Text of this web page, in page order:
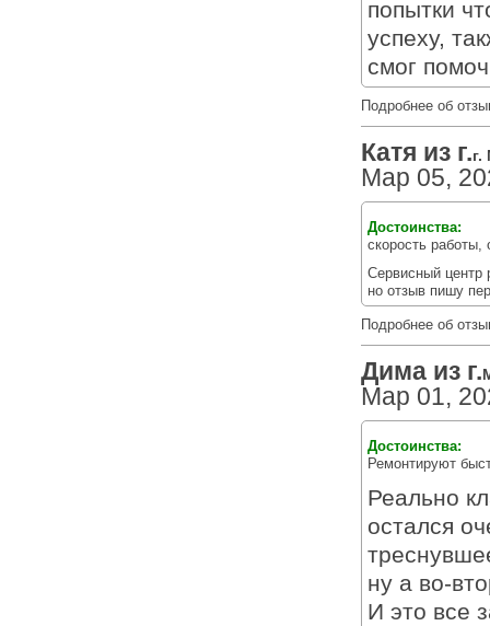
попытки
успеху,
смог
Подробнее об
Катя из г.г.
Мар 05,
Достоинства:
скорость работы,
Сервисный центр
но отзыв пишу
Подробнее об
Дима из г.
Мар 01,
Достоинства:
Ремонтируют
Реально
остался
ну а во-
И это все